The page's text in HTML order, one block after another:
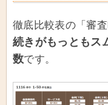
徹底比較表の「審
続きがもっともス
数です。